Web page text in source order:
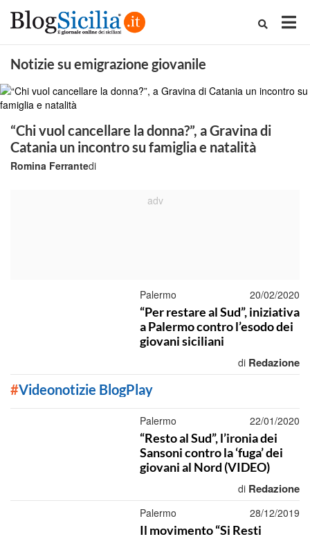
Notizie su emigrazione giovanile
“Chi vuol cancellare la donna?”, a Gravina di
Catania un incontro su famiglia e natalità
di
Romina Ferrante
Palermo 20/02/2020
“Per restare al Sud”, iniziativa
a Palermo contro l’esodo dei
giovani siciliani
di Redazione
#Videonotizie BlogPlay
Palermo 22/01/2020
“Resto al Sud”, l’ironia dei
Sansoni contro la ‘fuga’ dei
giovani al Nord (VIDEO)
di Redazione
Palermo 28/12/2019
Il movimento “Si Resti